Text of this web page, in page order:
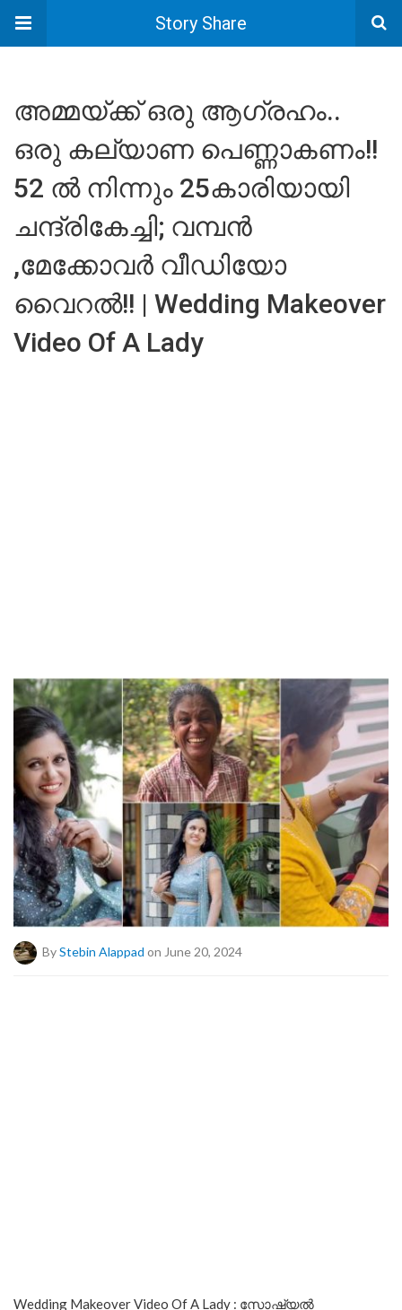
Story Share
അമ്മയ്ക്ക് ഒരു ആഗ്രഹം..
ഒരു കല്യാണ പെണ്ണാകണം!!
52 ൽ നിന്നും 25കാരിയായി
ചന്ദ്രികേച്ചി; വമ്പൻ
,മേക്കോവർ വീഡിയോ
വൈറൽ!! | Wedding Makeover
Video Of A Lady
ByStebin Alappad on June 20, 2024
Wedding Makeover Video Of A Lady : സോഷ്യൽ